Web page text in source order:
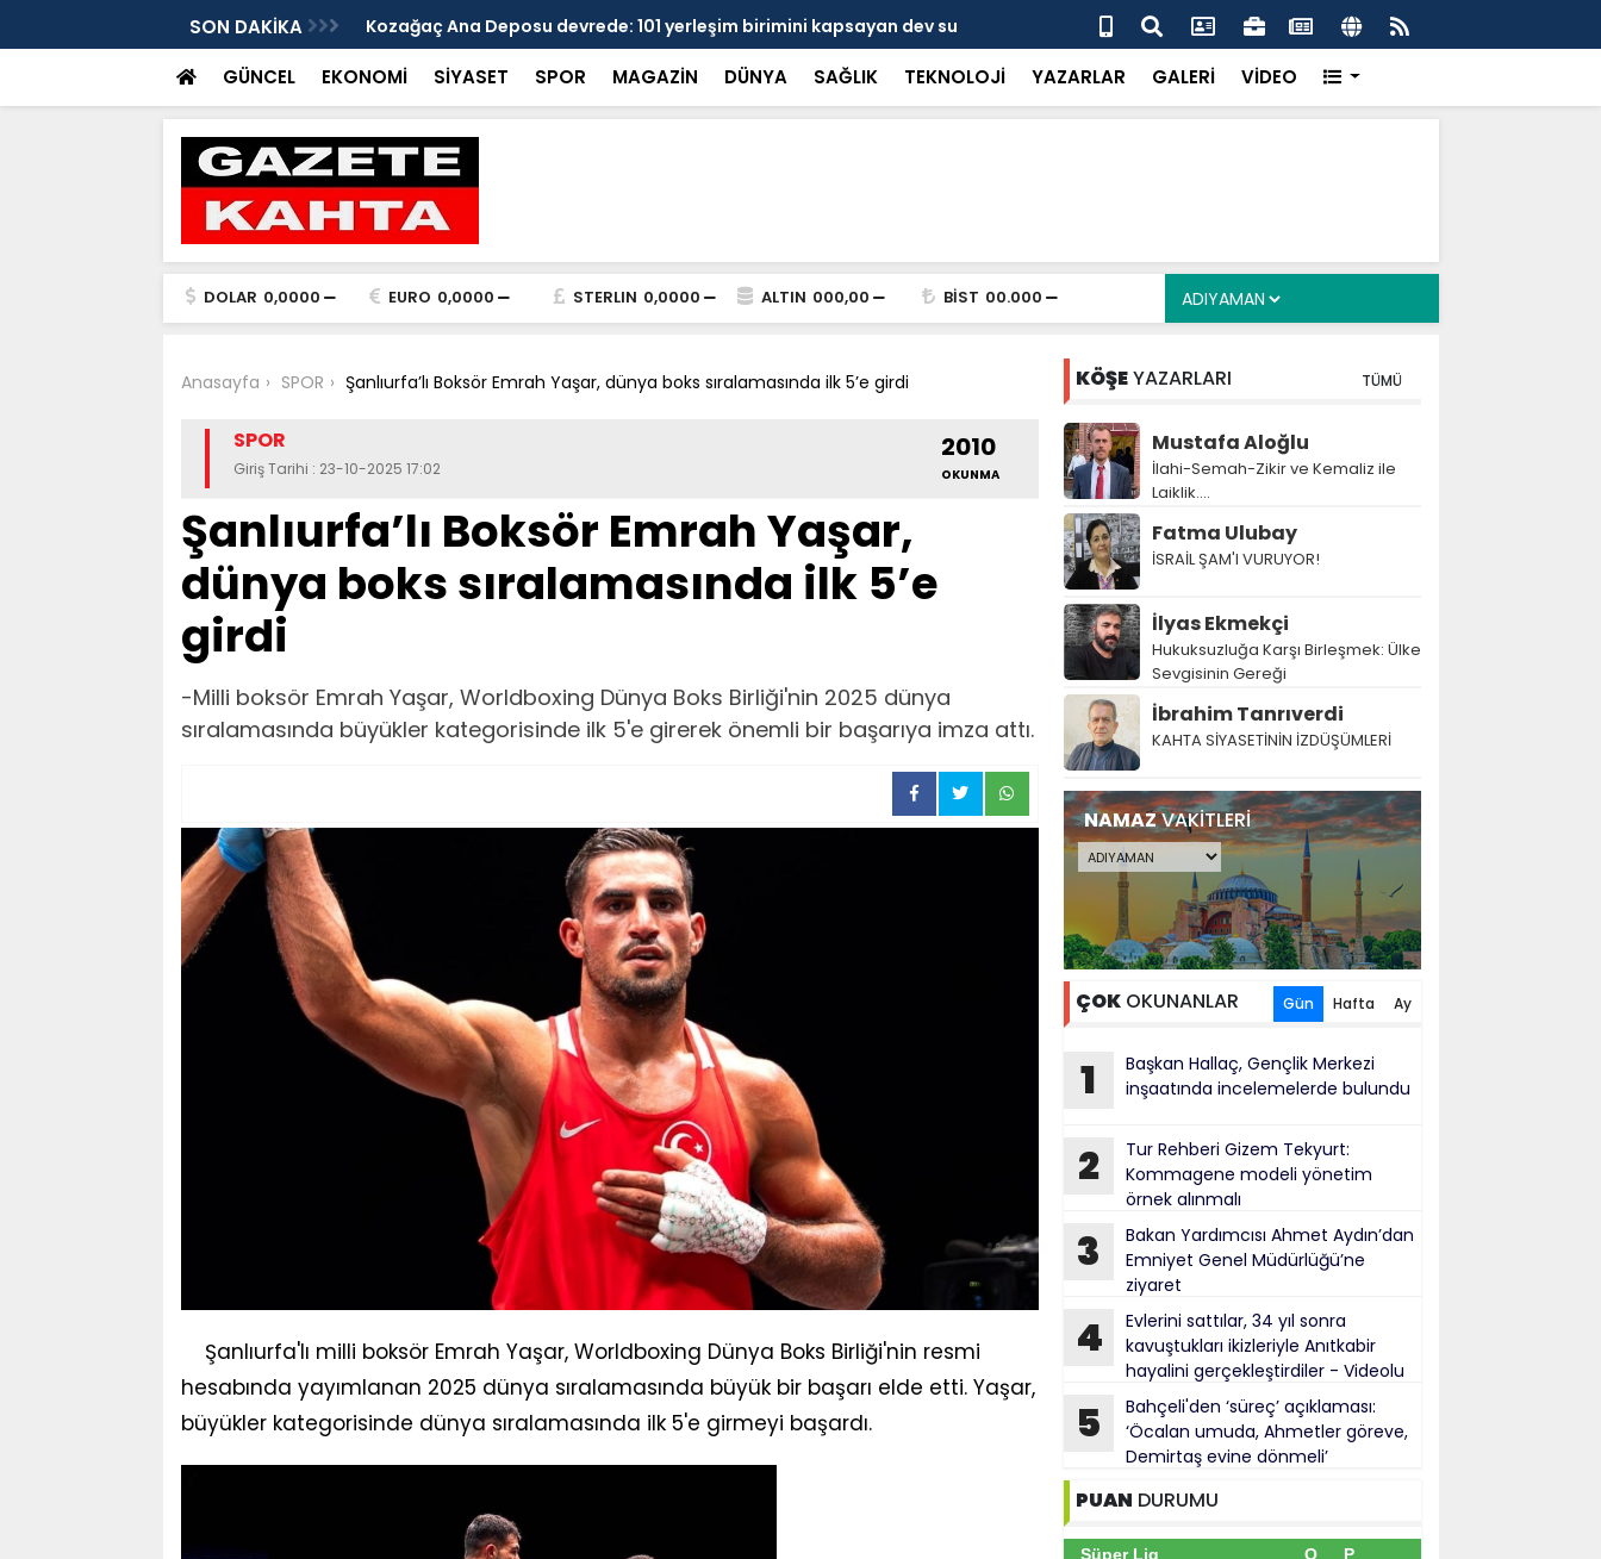
SON DAKİKA
Özbey'in acısı: 'Bu olay hepimize
Kozağaç Ana Deposu devrede: 101 yerleşim birimini kapsayan dev su
projesinde önemli eşik aşıldı
Prof. Dr. Dalyan: ‘Fransız Enstitüsü raporu, Adıyaman'daki siyasi
kırılmayı 'metroköy' kavramıyla açıklıyor’
GÜNCEL EKONOMİ SİYASET SPOR MAGAZİN DÜNYA SAĞLIK TEKNOLOJİ YAZARLAR GALERİ VİDEO
DOLAR 0,0000 EURO 0,0000 STERLIN 0,0000 ALTIN 000,00 BİST 00.000
Anasayfa SPOR Şanlıurfa’lı Boksör Emrah Yaşar, dünya boks sıralamasında ilk 5’e girdi
SPOR
Giriş Tarihi : 23-10-2025 17:02
2010
OKUNMA
Şanlıurfa’lı Boksör Emrah Yaşar,
dünya boks sıralamasında ilk 5’e
girdi
-Milli boksör Emrah Yaşar, Worldboxing Dünya Boks Birliği'nin 2025 dünya
sıralamasında büyükler kategorisinde ilk 5'e girerek önemli bir başarıya imza attı.
Şanlıurfa'lı milli boksör Emrah Yaşar, Worldboxing Dünya Boks Birliği'nin resmi
hesabında yayımlanan 2025 dünya sıralamasında büyük bir başarı elde etti. Yaşar,
büyükler kategorisinde dünya sıralamasında ilk 5'e girmeyi başardı.
KÖŞEYAZARLARI TÜMÜ
Mustafa Aloğlu
İlahi-Semah-Zikir ve Kemaliz ile
Laiklik….
Fatma Ulubay
İSRAİL ŞAM'I VURUYOR!
İlyas Ekmekçi
Hukuksuzluğa Karşı Birleşmek: Ülke
Sevgisinin Gereği
İbrahim Tanrıverdi
KAHTA SİYASETİNİN İZDÜŞÜMLERİ
NAMAZVAKİTLERİ
ÇOKOKUNANLAR Gün Hafta Ay
1
Başkan Hallaç, Gençlik Merkezi
inşaatında incelemelerde bulundu
2
Tur Rehberi Gizem Tekyurt:
Kommagene modeli yönetim
örnek alınmalı
3
Bakan Yardımcısı Ahmet Aydın’dan
Emniyet Genel Müdürlüğü’ne
ziyaret
4
Evlerini sattılar, 34 yıl sonra
kavuştukları ikizleriyle Anıtkabir
hayalini gerçekleştirdiler - Videolu
5
Bahçeli'den ‘süreç’ açıklaması:
‘Öcalan umuda, Ahmetler göreve,
Demirtaş evine dönmeli’
PUAN DURUMU
Süper Lig O P